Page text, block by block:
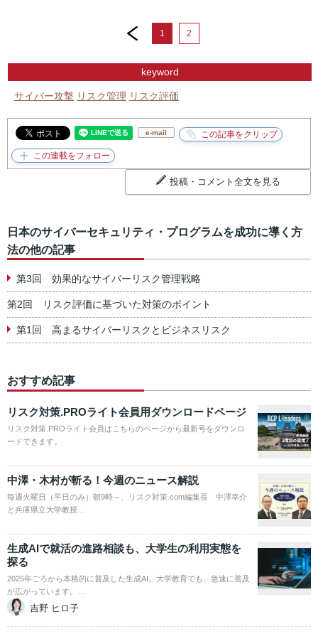
prev
1 2
keyword
サイバー攻撃 リスク管理 リスク評価
e-mail
投稿・コメント全文を見る
日本のサイバーセキュリティ・プログラムを成功に導く方
法の他の記事
第3回 効果的なサイバーリスク管理戦略
第2回 リスク評価に基づいた対策のポイント
第1回 高まるサイバーリスクとビジネスリスク
おすすめ記事
リスク対策.PROライト会員用ダウンロードページ
リスク対策.PROライト会員はこちらのページから最新号をダウンロ
ードできます。
中澤・木村が斬る！今週のニュース解説
毎週火曜日（平日のみ）朝9時～、リスク対策.com編集長 中澤幸介
と兵庫県立大学教授…
生成AIで就活の進路相談も、大学生の利用実態を
探る
2025年ごろから本格的に普及した生成AI。大学教育でも、急速に普及
が広がっています。…
吉野 ヒロ子